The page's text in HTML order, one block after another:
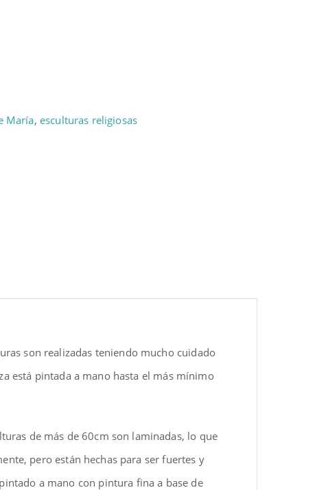
María, esculturas religiosas
son realizadas teniendo mucho cuidado
está pintada a mano hasta el más mínimo
de más de 60cm son laminadas, lo que
pero están hechas para ser fuertes y
a mano con pintura fina a base de